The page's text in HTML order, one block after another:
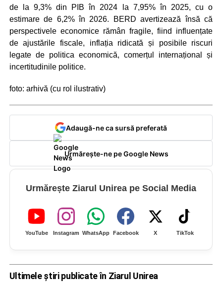
de la 9,3% din PIB în 2024 la 7,95% în 2025, cu o
estimare de 6,2% în 2026. BERD avertizează însă că
perspectivele economice rămân fragile, fiind influențate
de ajustările fiscale, inflația ridicată și posibile riscuri
legate de politica economică, comerțul internațional și
incertitudinile politice.
foto: arhivă (cu rol ilustrativ)
Adaugă-ne ca sursă preferată
Urmărește-ne pe Google News
Urmărește Ziarul Unirea pe Social Media
YouTube Instagram WhatsApp Facebook X TikTok
Ultimele știri publicate în Ziarul Unirea